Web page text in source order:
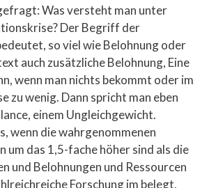
Was versteht man unter
Der Begriff der
so viel wie Belohnung oder
auch zusätzliche Belohnung, Eine
wenn man nichts bekommt oder im
zu wenig. Dann spricht man eben
einem Ungleichgewicht.
wenn die wahrgenommenen
um das 1,5-fache höher sind als die
und Belohnungen und Ressourcen
Forschung im belegt,